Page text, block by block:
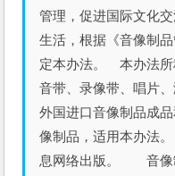
管理，促进国际文化
生活，根据《音像制
定本办法。 本办法所
音带、录像带、唱片
外国进口音像制品成
像制品，适用本办法
息网络出版。 音像